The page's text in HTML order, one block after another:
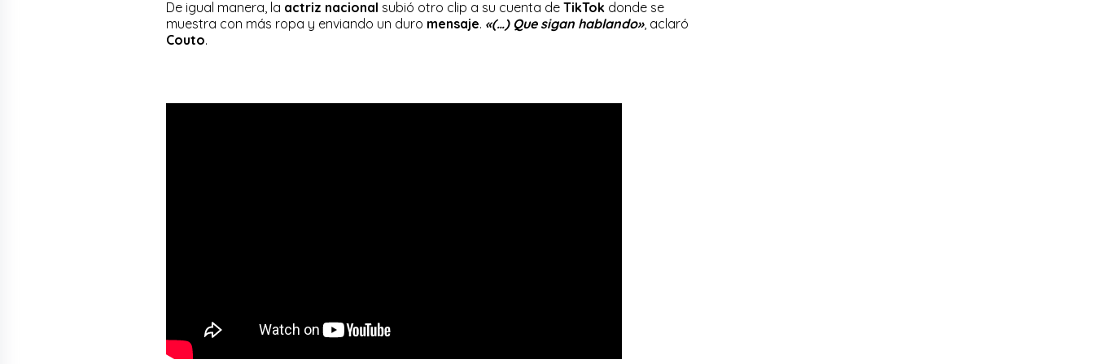
De igual manera, la actriz nacional subió otro clip a su cuenta de TikTok donde se
muestra con más ropa y enviando un duro mensaje. «(…) Que sigan hablando», aclaró
Couto.